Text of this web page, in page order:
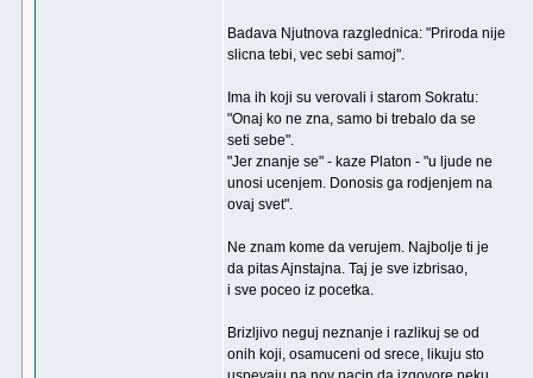
Badava Njutnova razglednica: "Priroda nije
slicna tebi, vec sebi samoj".
Ima ih koji su verovali i starom Sokratu:
"Onaj ko ne zna, samo bi trebalo da se
seti sebe".
"Jer znanje se" - kaze Platon - "u ljude ne
unosi ucenjem. Donosis ga rodjenjem na
ovaj svet".
Ne znam kome da verujem. Najbolje ti je
da pitas Ajnstajna. Taj je sve izbrisao,
i sve poceo iz pocetka.
Brizljivo neguj neznanje i razlikuj se od
onih koji, osamuceni od srece, likuju sto